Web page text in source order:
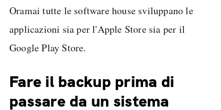
Oramai tutte le software house sviluppano le
applicazioni sia per l'Apple Store sia per il
Google Play Store.
Fare il backup prima di
passare da un sistema